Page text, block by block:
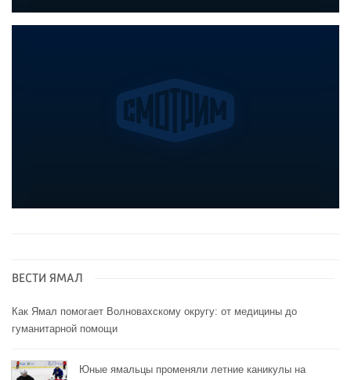
ВЕСТИ ЯМАЛ
Как Ямал помогает Волновахскому округу: от медицины до
гуманитарной помощи
Юные ямальцы променяли летние каникулы на